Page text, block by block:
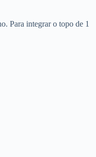
Para integrar o topo de 1